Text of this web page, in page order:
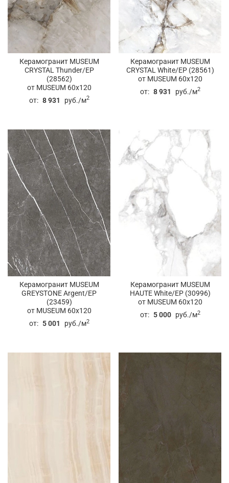
Керамогранит MUSEUM
CRYSTAL Thunder/EP
(28562)
от MUSEUM 60x120
от: 8 931 руб./м2
Керамогранит MUSEUM
CRYSTAL White/EP (28561)
от MUSEUM 60x120
от: 8 931 руб./м2
Керамогранит MUSEUM
GREYSTONE Argent/EP
(23459)
от MUSEUM 60x120
от: 5 001 руб./м2
Керамогранит MUSEUM
HAUTE White/EP (30996)
от MUSEUM 60x120
от: 5 000 руб./м2